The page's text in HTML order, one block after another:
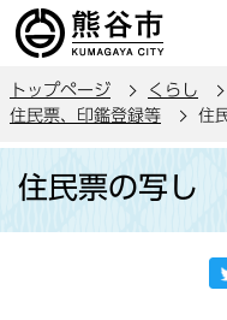
の
ー
トップページ くらし
住民票、印鑑登録等
住
住民票の写し